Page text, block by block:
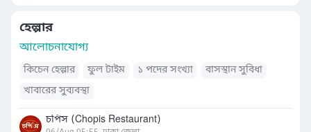
হেল্পার
আলোচনাযোগ্য
কিচেন হেল্পার ফুল টাইম ১ পদের সংখ্যা
বাসস্থান সুবিধা
খাবারের সুব্যবস্থা
চপিস (Chopis Restaurant)